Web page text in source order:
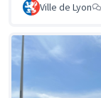
Ville de Lyon